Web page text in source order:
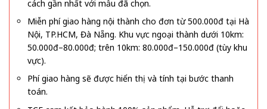
cách gần nhất với mẫu đã chọn.
Miễn phí giao hàng nội thành cho đơn từ 500.000đ tại Hà
Nội, TP.HCM, Đà Nẵng. Khu vực ngoại thành dưới 10km:
50.000đ–80.000đ; trên 10km: 80.000đ–150.000đ (tùy khu
vực).
Phí giao hàng sẽ được hiển thị và tính tại bước thanh
toán.